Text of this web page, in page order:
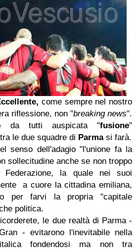
come sempre nel nostro
riflessione, non "breaking news".
da tutti auspicata "fusione"
tra le due squadre di Parmasi farà.
senso dell'adagio "l'unione fa la
sollecitudine anche se non troppo
Federazione, la quale nei suoi
a cuore la cittadina emiliana,
per farvi la propria "capitale
politica.
le due realtà di Parma -
- evitarono l'inevitabile nella
fondendosi ma non tra